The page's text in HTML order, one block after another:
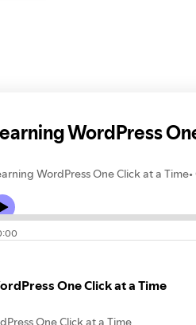
WordPress
WordPress One Click at a Time
One Click at a Time